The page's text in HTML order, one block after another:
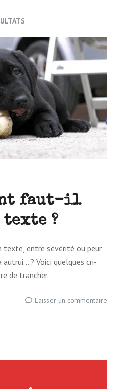
faut-il
?
texte, entre sévé­rité ou peur
? Voici quelques cri­
de trancher.
Laisser un commentairesur
il